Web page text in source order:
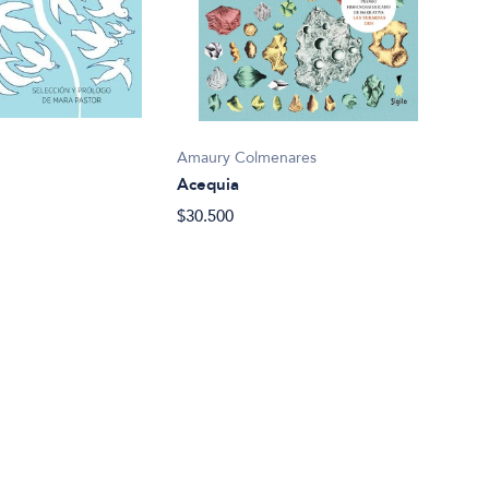
Amaury Colmenares
Acequia
$30.500